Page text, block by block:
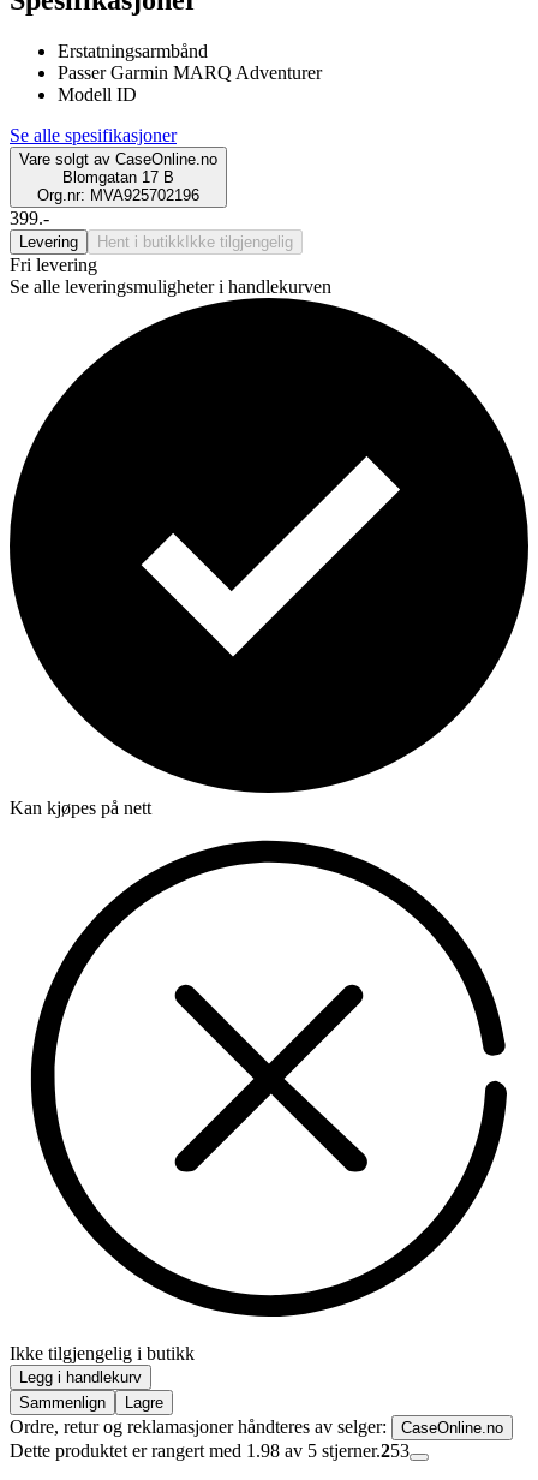
Erstatningsarmbånd
Passer Garmin MARQ Adventurer
Modell ID
Se alle spesifikasjoner
Vare solgt av CaseOnline.no
Blomgatan 17 B
Org.nr: MVA925702196
399.-
Levering Hent i butikk Ikke tilgjengelig
Fri levering
Se alle leveringsmuligheter i handlekurven
Kan kjøpes på nett
Ikke tilgjengelig i butikk
Legg i handlekurv
Sammenlign
Lagre
Ordre, retur og reklamasjoner håndteres av selger: CaseOnline.no
Dette produktet er rangert med 1.98 av 5 stjerner.253